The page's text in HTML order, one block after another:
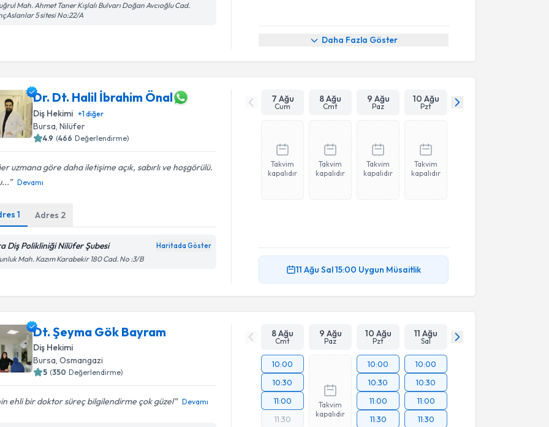
Mah. Ahmet Taner Kışlalı Bulvarı Doğan Avcıoğlu Cad.
5 sitesi No:22/A
Daha Fazla Göster
Dr. Dt. Halil İbrahim Önal
Diş Hekimi +1diğer
Bursa , Nilüfer
4.9 (466 Değerlendirme)
uzmana göre daha iletişime açık, sabırlı ve hoşgörülü.
Devamı
1 Adres 2
Diş Polikliniği Nilüfer Şubesi Haritada Göster
Mah. Kazım Karabekir 180 Cad. No :3/B
7 Ağu
Cum
8 Ağu
Cmt
9 Ağu
Paz
10 Ağu
Pzt
Takvim
kapalıdır
Takvim
kapalıdır
Takvim
kapalıdır
Takvim
kapalıdır
11 Ağu Sal15:00 Uygun Müsaitlik
Dt. Şeyma Gök Bayram
Diş Hekimi
Bursa , Osmangazi
5 (350 Değerlendirme)
ehli bir doktor süreç bilgilendirme çok güzel Devamı
8 Ağu
Cmt
9 Ağu
Paz
10 Ağu
Pzt
11 Ağu
Sal
10:00
10:30
11:00
11:30
Takvim
kapalıdır
10:00
10:30
11:00
11:30
10:00
10:30
11:00
11:30